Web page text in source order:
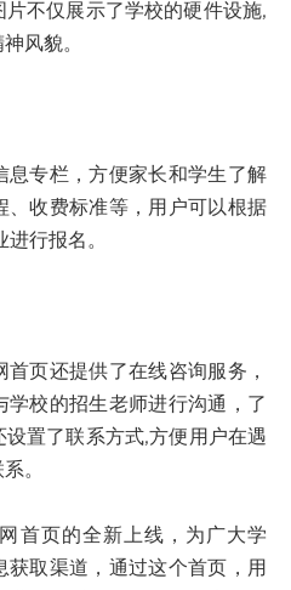
不仅展示了学校的硬件设施,
风貌。
专栏，方便家长和学生了解
、收费标准等，用户可以根据
行报名。
页还提供了在线咨询服务，
学校的招生老师进行沟通，了
置了联系方式,方便用户在遇
。
页的全新上线，为广大学
取渠道，通过这个首页，用